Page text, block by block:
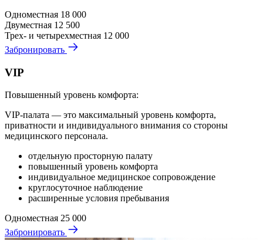
Одноместная 18 000
Двуместная 12 500
Трех- и четырехместная 12 000
Забронировать
VIP
Повышенный уровень комфорта:
VIP-палата — это максимальный уровень комфорта,
приватности и индивидуального внимания со стороны
медицинского персонала.
отдельную просторную палату
повышенный уровень комфорта
индивидуальное медицинское сопровождение
круглосуточное наблюдение
расширенные условия пребывания
Одноместная 25 000
Забронировать